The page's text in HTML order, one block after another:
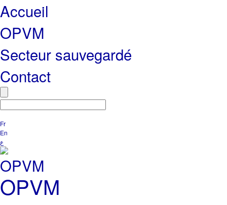
Accueil
OPVM
Secteur sauvegardé
Contact
Fr
En
ع
OPVM